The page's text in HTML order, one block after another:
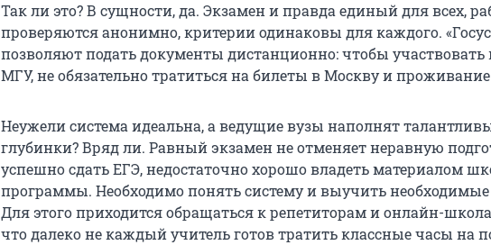
Так ли это? В сущности, да. Экзамен и правда единый для всех,
проверяются анонимно, критерии одинаковы для каждого.
позволяют подать документы дистанционно: чтобы участвовать
МГУ, не обязательно тратиться на билеты в Москву и проживание
Неужели система идеальна, а ведущие вузы наполнят
глубинки? Вряд ли. Равный экзамен не отменяет неравную
успешно сдать ЕГЭ, недостаточно хорошо владеть материалом
программы. Необходимо понять систему и выучить
Для этого приходится обращаться к репетиторам и онлайн-
что далеко не каждый учитель готов тратить классные часы на